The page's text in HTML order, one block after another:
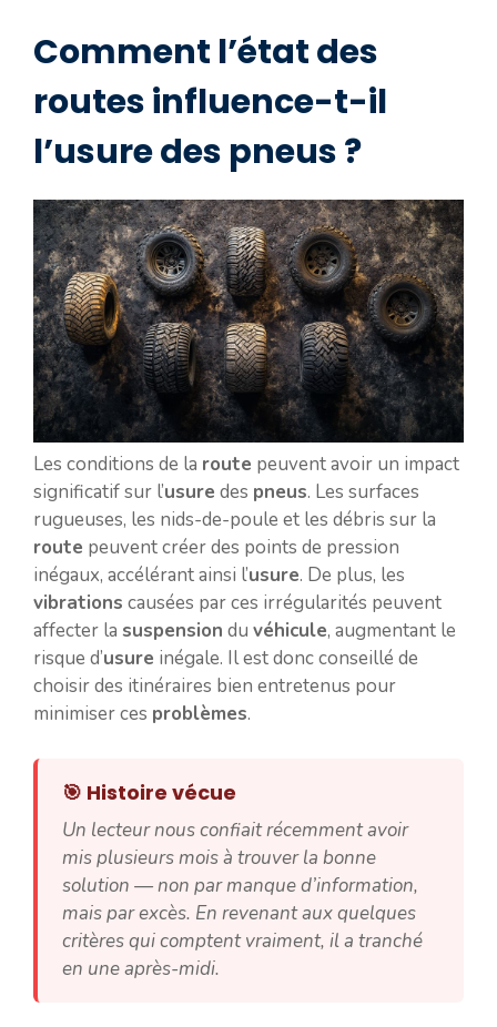
Comment l’état des
routes influence-t-il
l’usure des pneus ?
Les conditions de la route peuvent avoir un impact
significatif sur l’usure des pneus. Les surfaces
rugueuses, les nids-de-poule et les débris sur la
route peuvent créer des points de pression
inégaux, accélérant ainsi l’usure. De plus, les
vibrations causées par ces irrégularités peuvent
affecter la suspension du véhicule, augmentant le
risque d’usure inégale. Il est donc conseillé de
choisir des itinéraires bien entretenus pour
minimiser ces problèmes.
🎯 Histoire vécue
Un lecteur nous confiait récemment avoir
mis plusieurs mois à trouver la bonne
solution — non par manque d’information,
mais par excès. En revenant aux quelques
critères qui comptent vraiment, il a tranché
en une après-midi.